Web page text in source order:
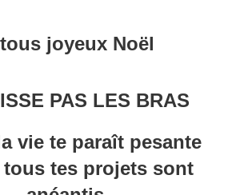
joyeux Noël
PAS LES BRAS
vie te paraît pesante
tous tes projets sont